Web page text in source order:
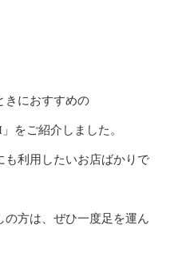
きにおすすめの
をご紹介しました。
も利用したいお店ばかりで
方は、ぜひ一度足を運ん